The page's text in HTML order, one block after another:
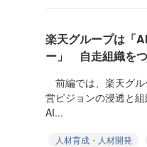
楽天グループは「
ー」 自走組織を
前編では、楽天グル
営ビジョンの浸透と
AI...
人材育成・人材開発